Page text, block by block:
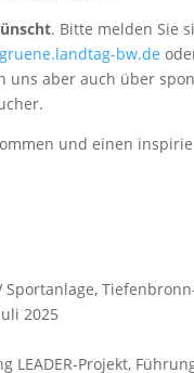
. Bitte melden Sie
bw.de
uns aber auch über
und einen
Sportanlage,
2025
LEADER-Projekt,